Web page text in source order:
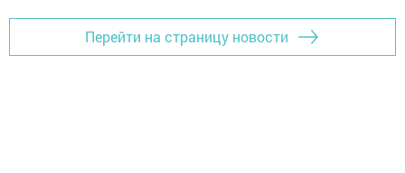
Перейти на страницу новости